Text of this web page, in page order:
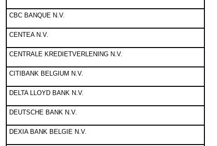
CBC BANQUE N.V.
CENTEA N.V.
CENTRALE KREDIETVERLENING N.V.
CITIBANK BELGIUM N.V.
DELTA LLOYD BANK N.V.
DEUTSCHE BANK N.V.
DEXIA BANK BELGIE N.V.